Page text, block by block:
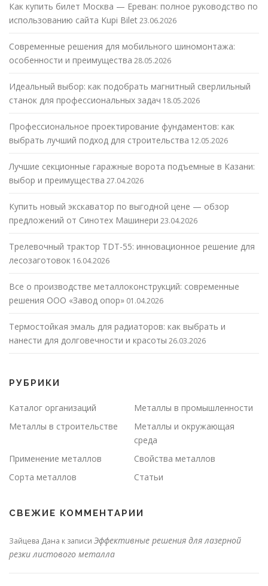
Как купить билет Москва — Ереван: полное руководство по
использованию сайта Kupi Bilet23.06.2026
Современные решения для мобильного шиномонтажа:
особенности и преимущества 28.05.2026
Идеальный выбор: как подобрать магнитный сверлильный
станок для профессиональных задач 18.05.2026
Профессиональное проектирование фундаментов: как
выбрать лучший подход для строительства 12.05.2026
Лучшие секционные гаражные ворота подъемные в Казани:
выбор и преимущества 27.04.2026
Купить новый экскаватор по выгодной цене — обзор
предложений от Синотех Машинери 23.04.2026
Трелевочный трактор TDT-55: инновационное решение для
лесозаготовок 16.04.2026
Все о производстве металлоконструкций: современные
решения ООО «Завод опор» 01.04.2026
Термостойкая эмаль для радиаторов: как выбрать и
нанести для долговечности и красоты 26.03.2026
РУБРИКИ
Каталог организаций
Металлы в промышленности
Металлы в строительстве
Металлы и окружающая
среда
Применение металлов
Свойства металлов
Сорта металлов
Статьи
СВЕЖИЕ КОММЕНТАРИИ
Зайцева Дана к записи Эффективные решения для лазерной
резки листового металла